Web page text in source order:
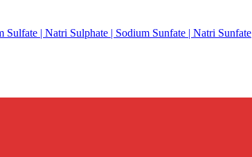
| Natri Sulphate | Sodium Sunfate | Natri Sunfate